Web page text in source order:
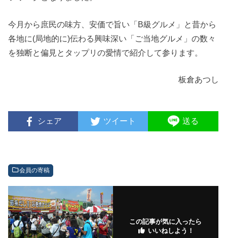
今月から庶民の味方、安価で旨い「B級グルメ」と昔から
各地に(局地的に)伝わる興味深い「ご当地グルメ」の数々
を独断と偏見とタップリの愛情で紹介して参ります。
板倉あつし
シェア ツイート 送る
会員の寄稿
この記事が気に入ったら
いいねしよう！